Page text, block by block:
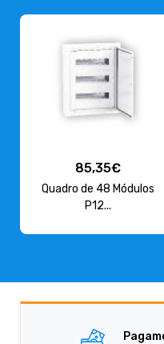
85,35€
Quadro de 48 Módulos
P12...